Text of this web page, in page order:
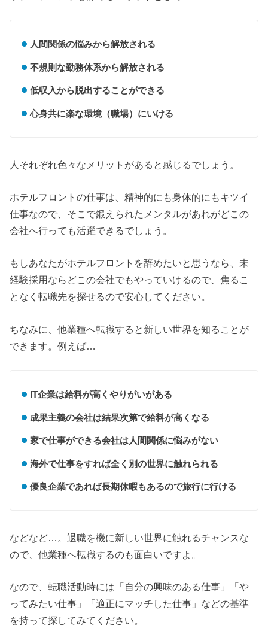
人間関係の悩みから解放される
不規則な勤務体系から解放される
低収入から脱出することができる
心身共に楽な環境（職場）にいける
人それぞれ色々なメリットがあると感じるでしょう。
ホテルフロントの仕事は、精神的にも身体的にもキツイ
仕事なので、そこで鍛えられたメンタルがあれがどこの
会社へ行っても活躍できるでしょう。
もしあなたがホテルフロントを辞めたいと思うなら、未
経験採用ならどこの会社でもやっていけるので、焦るこ
となく転職先を探せるので安心してください。
ちなみに、他業種へ転職すると新しい世界を知ることが
できます。例えば…
IT企業は給料が高くやりがいがある
成果主義の会社は結果次第で給料が高くなる
家で仕事ができる会社は人間関係に悩みがない
海外で仕事をすれば全く別の世界に触れられる
優良企業であれば長期休暇もあるので旅行に行ける
などなど…。退職を機に新しい世界に触れるチャンスな
ので、他業種へ転職するのも面白いですよ。
なので、転職活動時には「自分の興味のある仕事」「や
ってみたい仕事」「適正にマッチした仕事」などの基準
を持って探してみてください。